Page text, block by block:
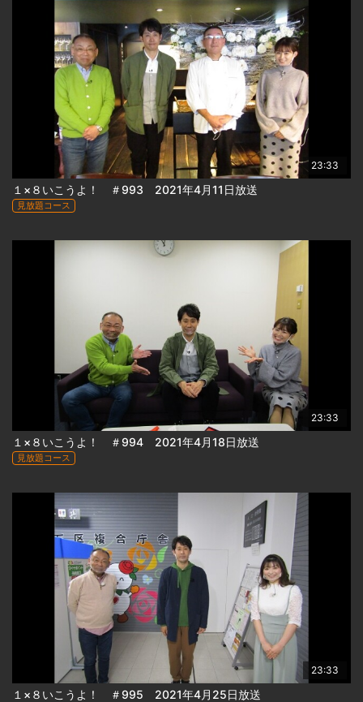
23:33
１×８いこうよ！ ＃993 2021年4月11日放送
見放題コース
23:33
１×８いこうよ！ ＃994 2021年4月18日放送
見放題コース
23:33
１×８いこうよ！ ＃995 2021年4月25日放送